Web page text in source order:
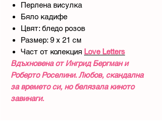
Перлена висулка
Бяло кадифе
Цвят: бледо розов
Размер: 9 х 21 см
Част от колекция Love Letters
Вдъхновена от Ингрид Бергман и
Роберто Роселини. Любов, скандална
за времето си, но белязала киното
завинаги.